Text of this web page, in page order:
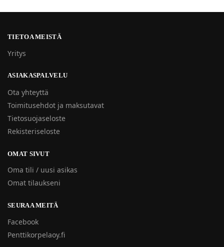
TIETOA MEISTÄ
Yritys
ASIAKASPALVELU
Ota yhteyttä
Toimitusehdot ja maksutavat
Tietosuojaseloste
Rekisteriseloste
OMAT SIVUT
Oma tili / uusi asikas
Omat tilaukseni
SEURAA MEITÄ
Facebook
Penttikorpelaoy.fi